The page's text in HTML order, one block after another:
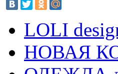
LOLI
НОВАЯ